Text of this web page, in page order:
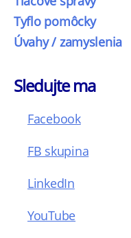
Tyflo pomôcky
Úvahy / zamyslenia
Sledujte ma
Facebook
FB skupina
LinkedIn
YouTube